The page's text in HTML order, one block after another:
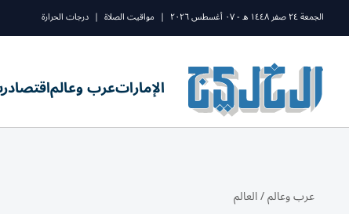
الجمعة ٢٤ صفر ١٤٤٨ ه - ٠٧ أغسطس ٢٠٢٦ | مواقيت الصلاة | درجات الحرارة
الإماراتعرب وعالماقتصاد
عرب وعالم/العالم